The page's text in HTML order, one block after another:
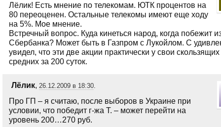
Лёлик! Есть мнение по телекомам. ЮТК процентов на
80 переоценен. Остальные телекомы имеют еще ходу
на 5%. Мое мнение.
Встречный вопрос. Куда кинеться народ, когда побежит
Сбербанка? Может быть в Газпром с Лукойлом. С
увидел, что эти две акции практически у свои скользящих
средних за 200 суток.
Лёлик, 26.12.2009 в 18:30.
Про ГП – я считаю, после выборов в Украине при
условии, что победит г-жа Т. – может перейти на
уровень 200…270 руб.